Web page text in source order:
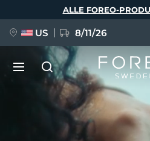
ALLE FOREO-
US 8/11/26
BREAKING NEWS
Sprache